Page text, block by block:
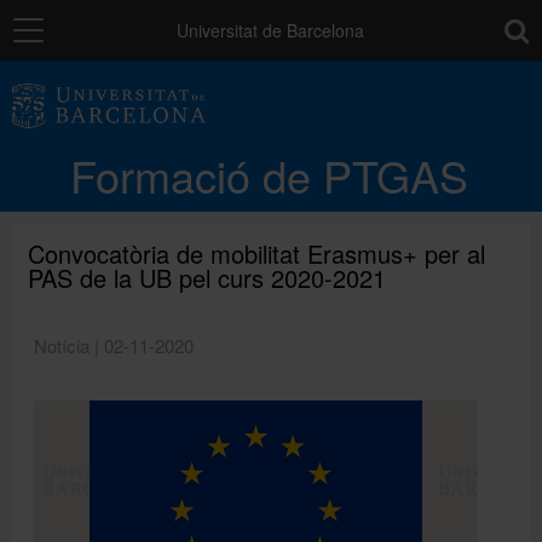
Navegació Universitat de Barcelona
Formació de PTGAS
Catàleg de la formació del PTGAS
Cursos a mida
Autoaprenentatge
Convocatòria de mobilitat Erasmus+ per al
PAS de la UB pel curs 2020-2021
Notícia | 02-11-2020